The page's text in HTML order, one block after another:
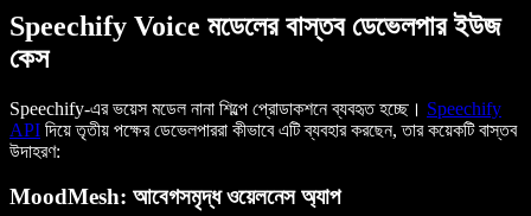
Speechify Voice মডেলের বাস্তব ডেভেলপার ইউজ
কেস
Speechify-এর ভয়েস মডেল নানা শিল্পে প্রোডাকশনে ব্যবহৃত হচ্ছে। Speechify
API দিয়ে তৃতীয় পক্ষের ডেভেলপাররা কীভাবে এটি ব্যবহার করছেন, তার কয়েকটি বাস্তব
উদাহরণ:
MoodMesh: আবেগসমৃদ্ধ ওয়েলনেস অ্যাপ